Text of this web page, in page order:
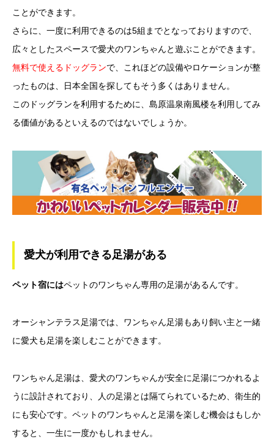
ことができます。
さらに、一度に利用できるのは5組までとなっておりますので、
広々としたスペースで愛犬のワンちゃんと遊ぶことができます。
無料で使えるドッグランで、これほどの設備やロケーションが整
ったものは、日本全国を探してもそう多くはありません。
このドッグランを利用するために、島原温泉南風楼を利用してみ
る価値があるといえるのではないでしょうか。
愛犬が利用できる足湯がある
ペット宿にはペットのワンちゃん専用の足湯があるんです。
オーシャンテラス足湯では、ワンちゃん足湯もあり飼い主と一緒
に愛犬も足湯を楽しむことができます。
ワンちゃん足湯は、愛犬のワンちゃんが安全に足湯につかれるよ
うに設計されており、人の足湯とは隔てられているため、衛生的
にも安心です。ペットのワンちゃんと足湯を楽しむ機会はもしか
すると、一生に一度かもしれません。